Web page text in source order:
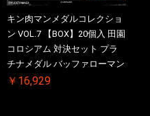
キン肉マンメダルコレクショ
ン VOL.7 【BOX】20個入 田園
コロシアム 対決セット プラ
チナメダル バッファローマン
2.0 顎髭 Ver. VS. 光の矢 初回
￥16,929